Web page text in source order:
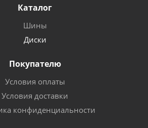
Каталог
Шины
Диски
Покупателю
Условия оплаты
Условия доставки
конфиденциальности